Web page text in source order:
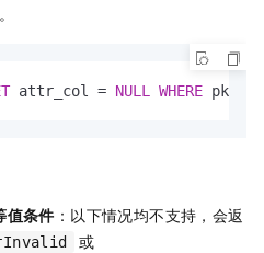
attr_col = NULL WHERE
值条件 ：以下情况均不支持，会返
或